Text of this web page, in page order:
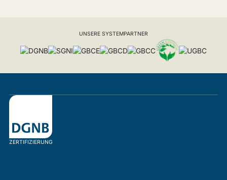
UNSERE SYSTEMPARTNER
ZERTIFIZIERUNG